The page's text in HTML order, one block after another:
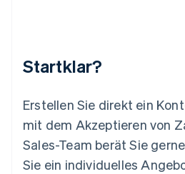
Startklar?
Erstellen Sie direkt ein
mit dem Akzeptieren von
Sales-Team berät Sie
Sie ein individuelles
Mexiko
English
Niederlande
Nederlands English
Norwegen
English